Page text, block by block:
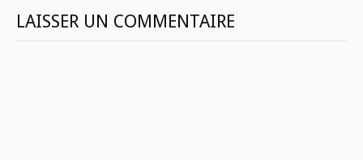
LAISSER UN COMMENTAIRE